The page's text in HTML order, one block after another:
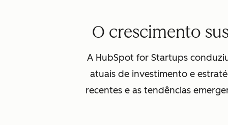
O crescimento
A HubSpot for Startups
atuais de investimento e
recentes e as tendências